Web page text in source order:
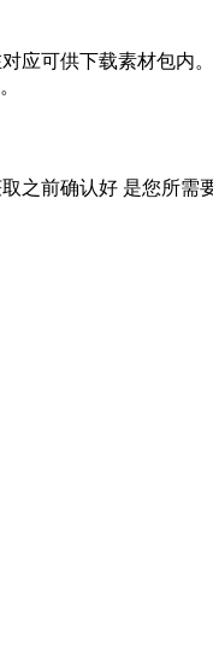
应可供下载素材包内
之前确认好 是您所需